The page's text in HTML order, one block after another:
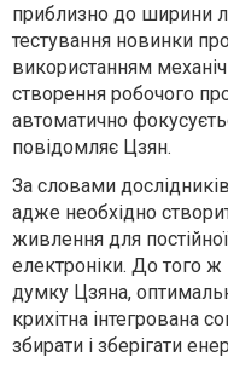
приблизно до ширини
тестування новинки
використанням
створення робочого
автоматично
повідомляє Цзян.
За словами
адже необхідно
живлення для
електроніки. До того
думку Цзяна,
крихітна інтегрована
збирати і зберігати